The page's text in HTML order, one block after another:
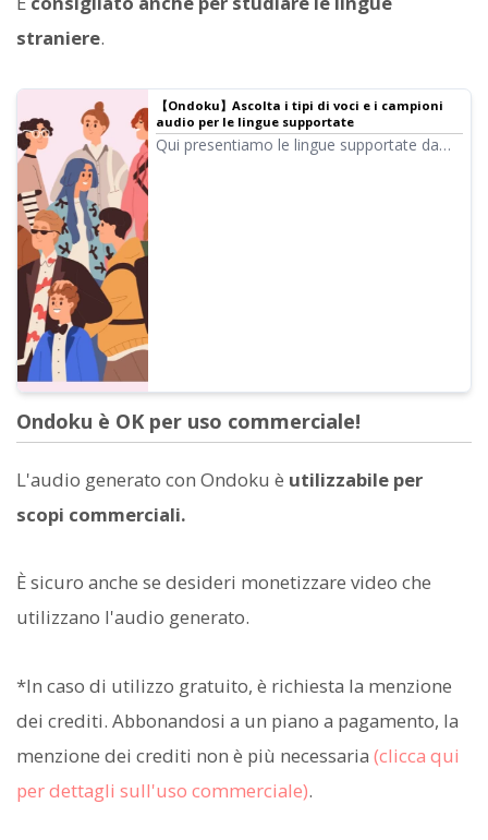
straniere.
【Ondoku】Ascolta i tipi di voci e i campioni
audio per le lingue supportate
Qui presentiamo le lingue supportate da
Ondoku è OK per uso commerciale!
L'audio generato con Ondoku è utilizzabile per
scopi commerciali.
È sicuro anche se desideri monetizzare video che
utilizzano l'audio generato.
*In caso di utilizzo gratuito, è richiesta la menzione
dei crediti. Abbonandosi a un piano a pagamento, la
menzione dei crediti non è più necessaria (clicca qui
per dettagli sull'uso commerciale).